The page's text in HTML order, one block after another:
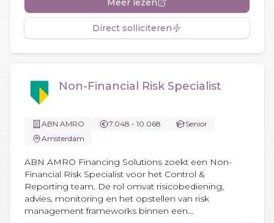
Meer lezen
Direct solliciteren
Non-Financial Risk Specialist
ABN AMRO 7.048 - 10.068
Senior
Amsterdam
ABN AMRO Financing Solutions zoekt een Non-
Financial Risk Specialist voor het Control &
Reporting team. De rol omvat risicobediening,
advies, monitoring en het opstellen van risk
management frameworks binnen een...